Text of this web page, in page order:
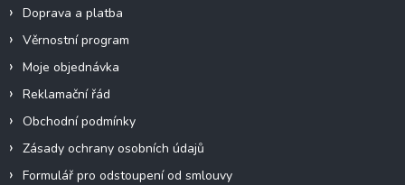
Doprava a platba
Věrnostní program
Moje objednávka
Reklamační řád
Obchodní podmínky
Zásady ochrany osobních údajů
Formulář pro odstoupení od smlouvy